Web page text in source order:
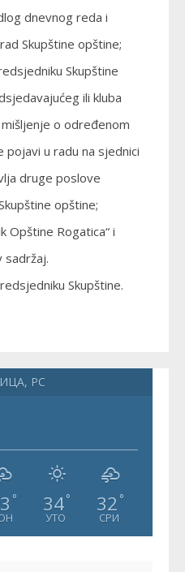
dnevnog reda i
Skupštine opštine;
Skupštine
ili kluba
o određenom
u radu na sjednici
druge poslove
opštine;
Opštine Rogatica“ i
sadržaj.
Skupštine.
РС
° 34°
УТО
32 °
СРИ